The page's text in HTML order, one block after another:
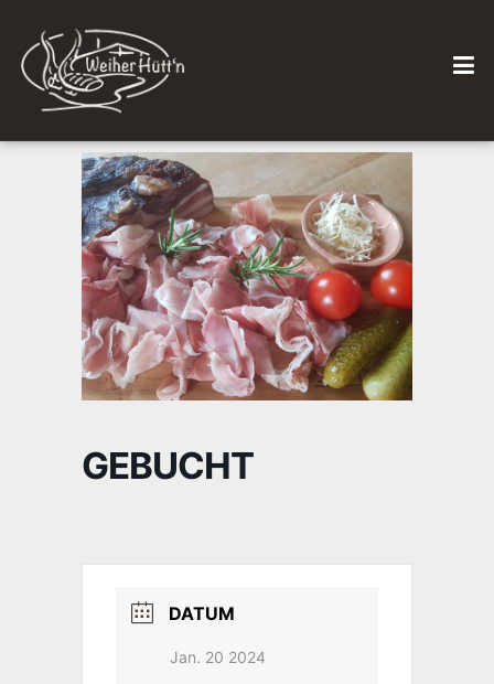
GEBUCHT
DATUM
Jan. 20 2024